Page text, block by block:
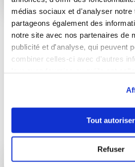
médias sociaux et d'analyser notre
partageons également des
notre site avec nos partenaires de
publicité et d'analyse, qui peuvent
combiner celles-ci avec d'autres
Tout autoriser
Refuser
0
À la une en ce moment